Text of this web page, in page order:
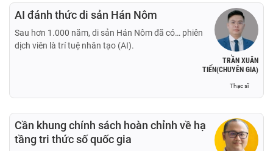
TRẦN XUÂN
TIẾN(CHUYÊN GIA)
Thạc sĩ
AI đánh thức di sản Hán Nôm
Sau hơn 1.000 năm, di sản Hán Nôm đã có… phiên
dịch viên là trí tuệ nhân tạo (AI).
Cần khung chính sách hoàn chỉnh về hạ
tầng tri thức số quốc gia